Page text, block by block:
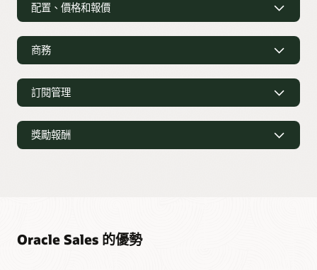
配置、價格和報價
準確報價
自動化組態與定價流程，確保報價在數分鐘內發出，而非數
天。
維持不同交易間的定價一致性，並守住利潤。
履約流程。
根據交易記錄和客戶情境，提供最佳定價和產品組合建議。
在提交報價前，醒目顯示 AI 生成的成交機率和最佳化價格，
商務
為客戶和合作夥伴提供自助服務的存取權限，讓他們能在需
要時自行配置、取得報價、下單並續約。
定價、核准項目與報價一致。
讓買家透過單一帳戶檢視，查看訂閱、使用量和續約選項。
訂閱管理
在單一系統中銷售訂閱、服務和使用量計費模式。
自動處理續約、計費和收入認列。
獎勵報酬
財務準確度，並全面掌握報酬總金額。
在目標或市場發生變化時，輕鬆調整計畫。
Oracle Sales 的優勢